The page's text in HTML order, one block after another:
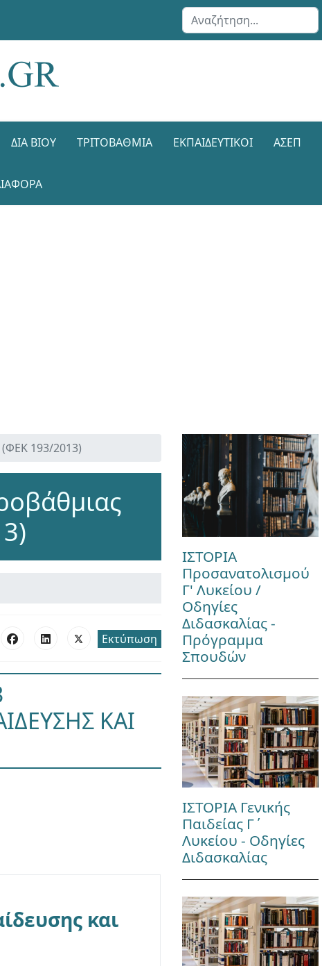
Αναζήτηση...
ΔΙΑ ΒΊΟΥ ΤΡΙΤΟΒΆΘΜΙΑ ΕΚΠΑΙΔΕΥΤΙΚΟΊ ΑΣΕΠ
193/2013)
Εκτύπωση
ΚΑΙ
και
ΙΣΤΟΡΙΑ
Προσανατολισμού
Γ' Λυκείου /
Οδηγίες
Διδασκαλίας -
Πρόγραμμα
Σπουδών
ΙΣΤΟΡΙΑ Γενικής
Παιδείας Γ΄
Λυκείου - Οδηγίες
Διδασκαλίας